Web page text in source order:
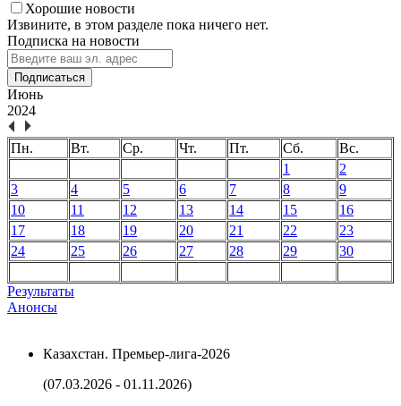
Хорошие новости
Извините, в этом разделе пока ничего нет.
Подписка на новости
Подписаться
Июнь
2024
Пн. Вт. Ср. Чт. Пт. Сб.
Вс.
1
2
3
4 5 6 7 8
9
10
11 12 13 14 15
16
17
18 19 20 21 22
23
24
25 26 27 28 29 30
Результаты
Анонсы
Казахстан. Премьер-лига-2026
(07.03.2026 - 01.11.2026)